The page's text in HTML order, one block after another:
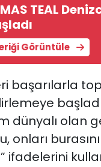
TEAL
Görüntüle
başarılarla
dünyalı olan
ifadelerini